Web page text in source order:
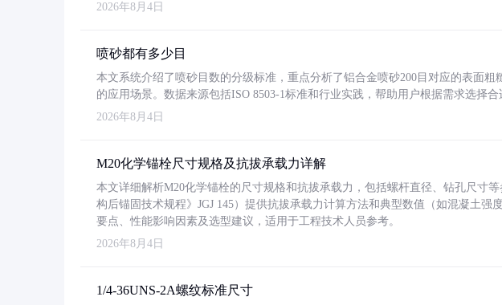
2026年8月4日
喷砂都有多少目
本文系统介绍了喷砂目数的分级标准，重点分析了铝合金喷砂200目对应的表面粗
的应用场景。数据来源包括ISO 8503-1标准和行业实践，帮助用户根据需求选择合
2026年8月4日
M20化学锚栓尺寸规格及抗拔承载力详解
本文详细解析M20化学锚栓的尺寸规格和抗拔承载力，包括螺杆直径、钻孔尺寸
构后锚固技术规程》JGJ 145）提供抗拔承载力计算方法和典型数值（如混凝土强
要点、性能影响因素及选型建议，适用于工程技术人员参考。
2026年8月4日
1/4-36UNS-2A螺纹标准尺寸